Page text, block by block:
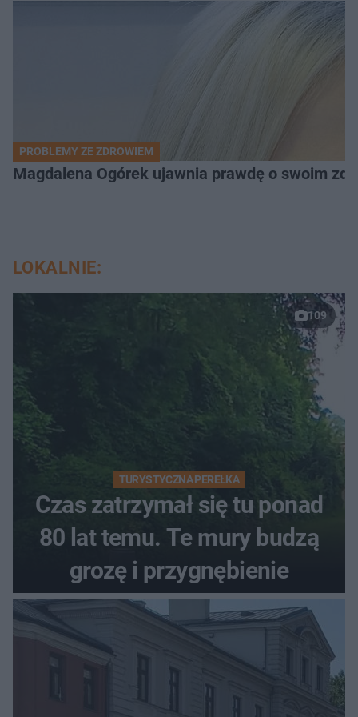
PROBLEMY ZE ZDROWIEM
Magdalena Ogórek ujawnia prawdę o swoim
LOKALNIE:
109
TURYSTYCZNA PEREŁKA
Czas zatrzymał się tu ponad
80 lat temu. Te mury budzą
grozę i przygnębienie